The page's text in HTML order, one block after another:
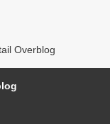
Overblog